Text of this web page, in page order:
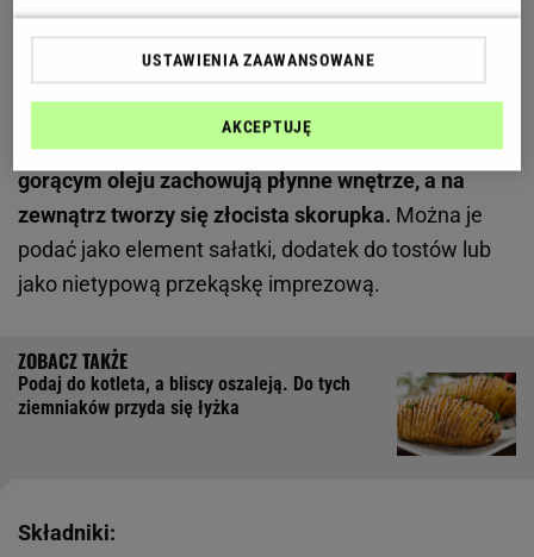
efekt przechodzi najśmielsze oczekiwania
Choć brzmi to niecodziennie, usmażone żółtka stają
się chrupiącą i jednocześnie kremową przekąską.
Dzięki panierce z bułki tartej i krótkiej kąpieli w
gorącym oleju zachowują płynne wnętrze, a na
zewnątrz tworzy się złocista skorupka. Można je
podać jako element sałatki, dodatek do tostów lub
jako nietypową przekąskę imprezową.
Podaj do kotleta, a bliscy oszaleją. Do tych
ziemniaków przyda się łyżka
Składniki:
USTAWIENIA ZAAWANSOWANE
AKCEPTUJĘ